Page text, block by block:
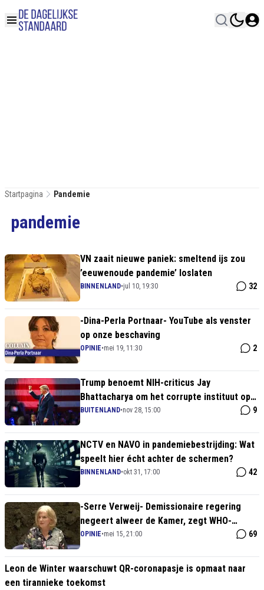
Startpagina Pandemie
pandemie
VN zaait nieuwe paniek: smeltend ijs zou
’eeuwenoude pandemie’ loslaten
BINNENLAND•jul 10, 19:30 32
-Dina-Perla Portnaar- YouTube als venster
op onze beschaving
OPINIE•mei 19, 11:30 2
Trump benoemt NIH-criticus Jay
Bhattacharya om het corrupte instituut op
te schudden
BUITENLAND•nov 28, 15:00 9
NCTV en NAVO in pandemiebestrijding: Wat
speelt hier écht achter de schermen?
BINNENLAND•okt 31, 17:00 42
-Serre Verweij- Demissionaire regering
negeert alweer de Kamer, zegt WHO-
verdrag te zullen steunen
OPINIE•mei 15, 21:00 69
Leon de Winter waarschuwt QR-coronapasje is opmaat naar
een tirannieke toekomst